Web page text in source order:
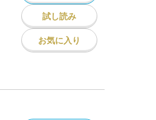
試し読み
お気に入り